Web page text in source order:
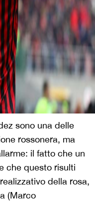
sono una delle
rossonera, ma
il fatto che un
che questo risulti
della rosa,
(Marco